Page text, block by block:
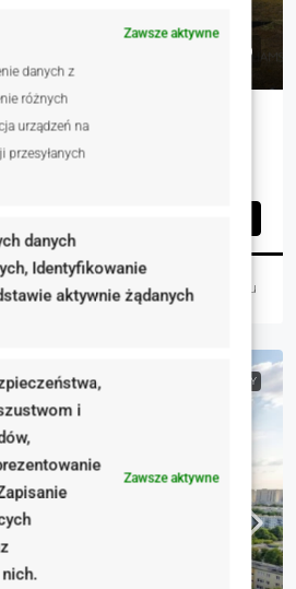
Zawsze aktywne
danych z
różnych
urządzeń na
przesyłanych
danych
Identyfikowanie
aktywnie żądanych
i
Zawsze aktywne
usługowa Poznań Zach.
3 dni temu
RYNEK WTÓRNY